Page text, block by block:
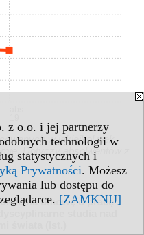
z o.o. i jej partnerzy
technologii w
statystycznych i
Prywatności. Możesz
lub dostępu do
[ZAMKNIJ]
w jakiejkolwiek
Dotyczy absolwentów z
na umowę o pracę